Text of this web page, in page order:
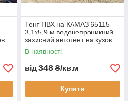
До каталогу
Тент ПВХ на КАМАЗ 65115
3,1х5,9 м водонепроникний
захисний автотент на кузов
вантажівки тент на самоскид
причіп
В наявності
від 348 ₴/кв.м
Купити